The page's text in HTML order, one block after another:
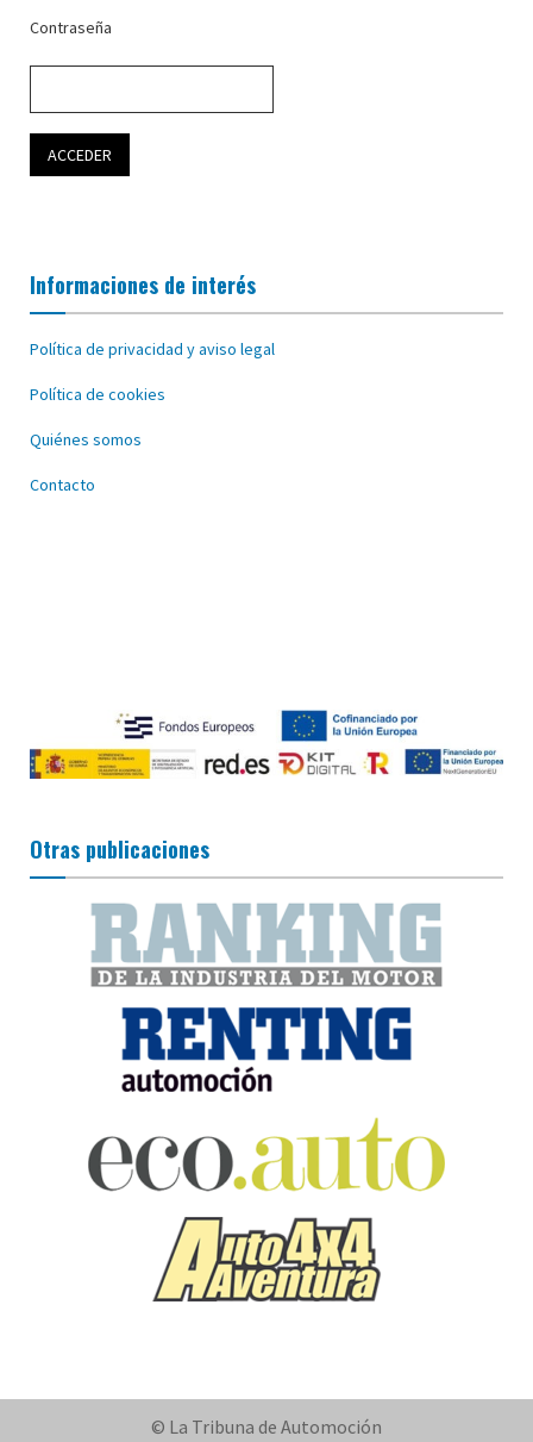
Contraseña
Informaciones de interés
Política de privacidad y aviso legal
Política de cookies
Quiénes somos
Contacto
Otras publicaciones
© La Tribuna de Automoción